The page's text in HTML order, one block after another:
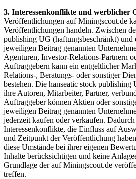
3. Interessenkonflikte und werblicher
Veröffentlichungen auf Miningscout.de
Veröffentlichungen handeln. Zwischen
publishing UG (haftungsbeschränkt) und
jeweiligen Beitrag genannten
Agenturen, Investor-Relations-Partnern
Auftraggebern kann ein entgeltlicher
Relations-, Beratungs- oder sonstiger
bestehen. Die hanseatic stock publishing
ihre Autoren, Mitarbeiter, Partner,
Auftraggeber können Aktien oder
jeweiligen Beitrag genannten
jederzeit kaufen oder verkaufen. Dadurch
Interessenkonflikte, die Einfluss auf
und Zeitpunkt der Veröffentlichung
diese Umstände bei ihrer eigenen
Inhalte berücksichtigen und keine
Grundlage der auf Miningscout.de
treffen.